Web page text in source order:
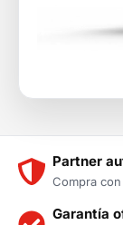
Partner
Compra
Garantía